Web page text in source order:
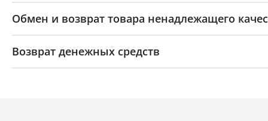
Обмен и возврат товара ненадлежащего
Возврат денежных средств